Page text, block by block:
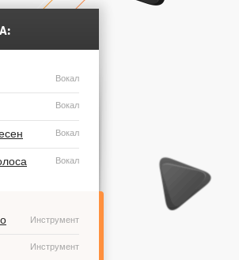
.
Вокал
Вокал
Вокал
Вокал
Инструмент
Инструмент